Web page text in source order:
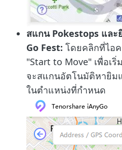
สแกน Pokestops แล
Go Fest: โดยคลิกที่ไอ
"Start to Move" เพื่อเริ่
จะสแกนอัตโนมัติหายิม
ในตำแหน่งที่กำหนด